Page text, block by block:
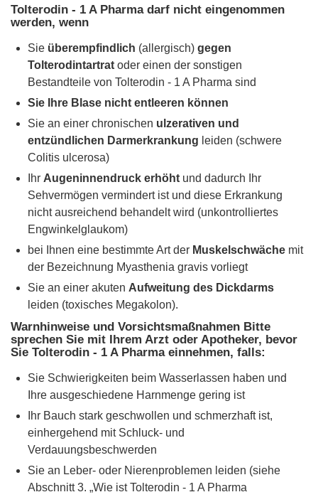
Tolterodin - 1 A Pharma darf nicht eingenommen
werden, wenn
Sie überempfindlich (allergisch) gegen
Tolterodintartrat oder einen der sonstigen
Bestandteile von Tolterodin - 1 A Pharma sind
Sie Ihre Blase nicht entleeren können
Sie an einer chronischen ulzerativen und
entzündlichen Darmerkrankung leiden (schwere
Colitis ulcerosa)
Ihr Augeninnendruck erhöht und dadurch Ihr
Sehvermögen vermindert ist und diese Erkrankung
nicht ausreichend behandelt wird (unkontrolliertes
Engwinkelglaukom)
bei Ihnen eine bestimmte Art der Muskelschwäche mit
der Bezeichnung Myasthenia gravis vorliegt
Sie an einer akuten Aufweitung des Dickdarms
leiden (toxisches Megakolon).
Warnhinweise und Vorsichtsmaßnahmen Bitte
sprechen Sie mit Ihrem Arzt oder Apotheker, bevor
Sie Tolterodin - 1 A Pharma einnehmen, falls:
Sie Schwierigkeiten beim Wasserlassen haben und
Ihre ausgeschiedene Harnmenge gering ist
Ihr Bauch stark geschwollen und schmerzhaft ist,
einhergehend mit Schluck- und
Verdauungsbeschwerden
Sie an Leber- oder Nierenproblemen leiden (siehe
Abschnitt 3. „Wie ist Tolterodin - 1 A Pharma